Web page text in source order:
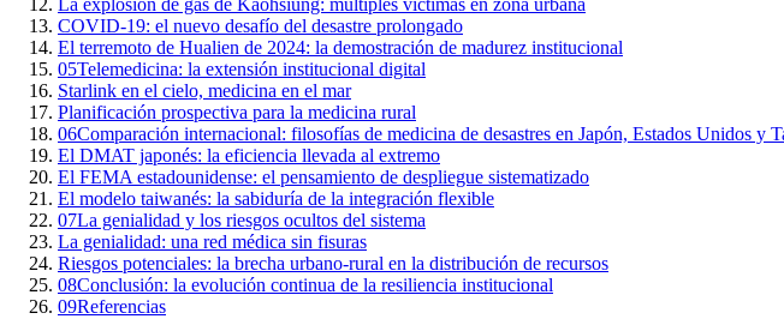
La explosión de gas de Kaohsiung: múltiples víctimas en zona urbana
COVID-19: el nuevo desafío del desastre prolongado
El terremoto de Hualien de 2024: la demostración de madurez institucional
05Telemedicina: la extensión institucional digital
Starlink en el cielo, medicina en el mar
Planificación prospectiva para la medicina rural
06Comparación internacional: filosofías de medicina de desastres en Japón, Estados Unidos y
El DMAT japonés: la eficiencia llevada al extremo
El FEMA estadounidense: el pensamiento de despliegue sistematizado
El modelo taiwanés: la sabiduría de la integración flexible
07La genialidad y los riesgos ocultos del sistema
La genialidad: una red médica sin fisuras
Riesgos potenciales: la brecha urbano-rural en la distribución de recursos
08Conclusión: la evolución continua de la resiliencia institucional
09Referencias